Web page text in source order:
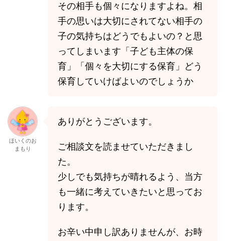
その相手も個々になりますよね。相
手の思いは大切にされてない相手の
子の気持ちはどうでもよいの？と思
ってしまいます「子ども主体の保
育」「個々を大切にする保育」どう
保育していけばよいのでしょうか
ほいくのお
まもり
ありがとうございます。
ご相談文を読ませていただきまし
た。
少しでも気持ちが晴れるよう、当方
も一緒に考えていきたいと思ってお
ります。
お辛い中申し訳ありませんが、お時